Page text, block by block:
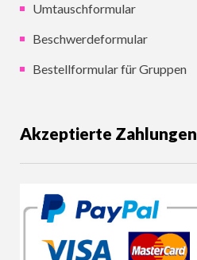
Umtauschformular
Beschwerdeformular
Bestellformular für Gruppen
Akzeptierte Zahlungen